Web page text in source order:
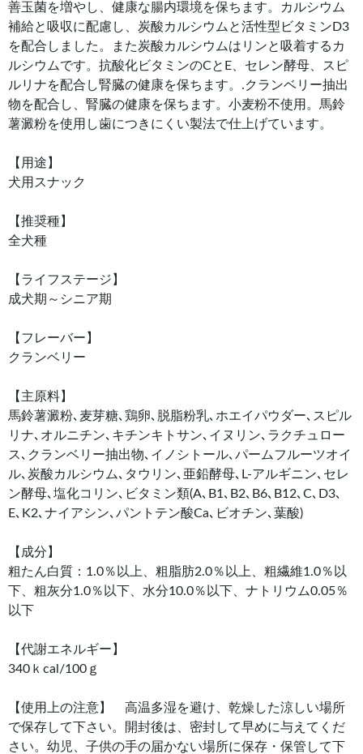
善玉菌を増やし、健康な腸内環境を保ちます。カルシウム
補給と吸収に配慮し、炭酸カルシウムと活性型ビタミンD3
を配合しました。また炭酸カルシウムはリンと吸着するカ
ルシウムです。抗酸化ビタミンのCとE、セレン酵母、スピ
ルリナを配合し腎臓の健康を保ちます。.クランベリー抽出
物を配合し、腎臓の健康を保ちます。小麦粉不使用。馬鈴
薯澱粉を使用し歯につきにくい製法で仕上げています。
【用途】
犬用スナック
【推奨種】
全犬種
【ライフステージ】
成犬期～シニア期
【フレーバー】
クランベリー
【主原料】
馬鈴薯澱粉､麦芽糖､鶏卵､脱脂粉乳､ホエイパウダー､スピル
リナ､オルニチン､キチンキトサン､イヌリン､ラクチュロー
ス､クランベリー抽出物､イノシトール､パームフルーツオイ
ル､炭酸カルシウム､タウリン､亜鉛酵母､L-アルギニン､セレ
ン酵母､塩化コリン､ビタミン類(A､B1､B2､B6､B12､C､D3､
E､K2､ナイアシン､パントテン酸Ca､ビオチン､葉酸)
【成分】
粗たん白質：1.0％以上、粗脂肪2.0％以上、粗繊維1.0％以
下、粗灰分1.0％以下、水分10.0％以下、ナトリウム0.05％
以下
【代謝エネルギー】
340ｋcal/100ｇ
【使用上の注意】 高温多湿を避け、乾燥した涼しい場所
で保存して下さい。開封後は、密封して早めに与えてくだ
さい。幼児、子供の手の届かない場所に保存・保管して下